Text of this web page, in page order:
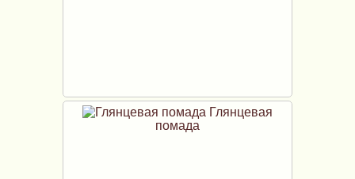
Глянцевая
помада